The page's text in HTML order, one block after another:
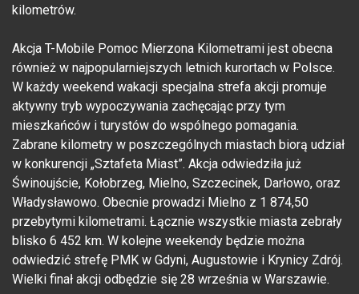
kilometrów.
Akcja T-Mobile Pomoc Mierzona Kilometrami jest obecna
również w najpopularniejszych letnich kurortach w Polsce.
W każdy weekend wakacji specjalna strefa akcji promuje
aktywny tryb wypoczywania zachęcając przy tym
mieszkańców i turystów do wspólnego pomagania.
Zabrane kilometry w poszczególnych miastach biorą udział
w konkurencji „Sztafeta Miast”. Akcja odwiedziła już
Świnoujście, Kołobrzeg, Mielno, Szczecinek, Darłowo, oraz
Władysławowo. Obecnie prowadzi Mielno z 1 874,50
przebytymi kilometrami. Łącznie wszystkie miasta zebrały
blisko 6 452 km. W kolejne weekendy będzie można
odwiedzić strefę PMK w Gdyni, Augustowie i Krynicy Zdrój.
Wielki finał akcji odbędzie się 28 września w Warszawie.